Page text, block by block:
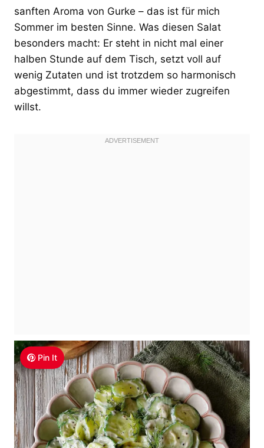
sanften Aroma von Gurke – das ist für mich
Sommer im besten Sinne. Was diesen Salat
besonders macht: Er steht in nicht mal einer
halben Stunde auf dem Tisch, setzt voll auf
wenig Zutaten und ist trotzdem so harmonisch
abgestimmt, dass du immer wieder zugreifen
willst.
Pin It